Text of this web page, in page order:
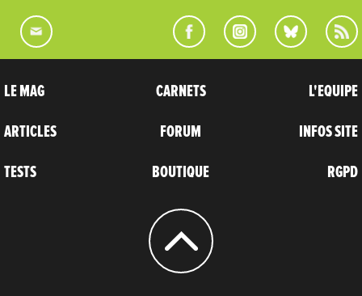
LE MAG
ARTICLES
TESTS
CARNETS
FORUM
BOUTIQUE
L'EQUIPE
INFOS SITE
RGPD